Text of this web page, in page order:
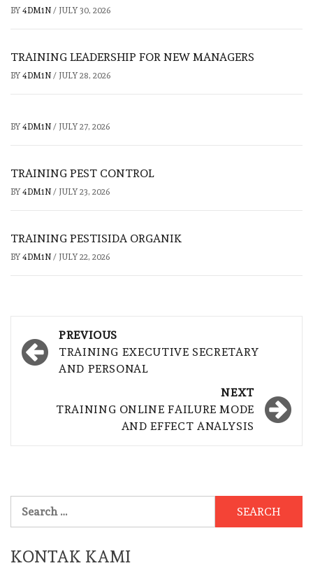
BY 4DM1N / JULY 30, 2026
TRAINING LEADERSHIP FOR NEW MANAGERS
BY 4DM1N / JULY 28, 2026
BY 4DM1N / JULY 27, 2026
TRAINING PEST CONTROL
BY 4DM1N / JULY 23, 2026
TRAINING PESTISIDA ORGANIK
BY 4DM1N / JULY 22, 2026
Post
navigation
PREVIOUS
TRAINING EXECUTIVE SECRETARY
AND PERSONAL
NEXT
TRAINING ONLINE FAILURE MODE
AND EFFECT ANALYSIS
KONTAK KAMI